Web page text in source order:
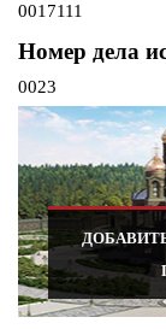
0017111
Номер дела
0023